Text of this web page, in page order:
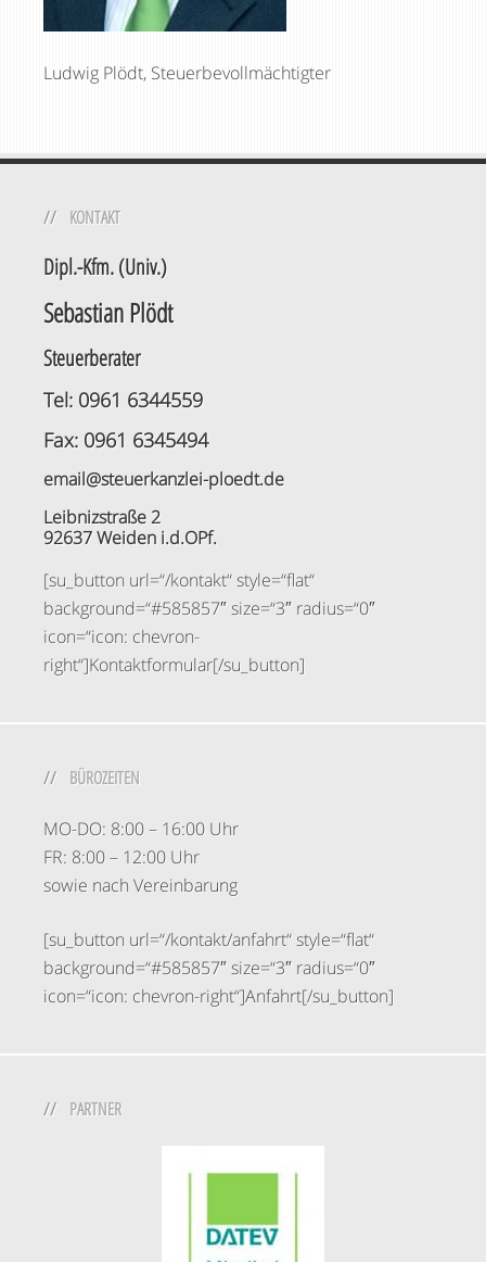
Ludwig Plödt, Steuerbevollmächtigter
KONTAKT
Dipl.-Kfm. (Univ.)
Sebastian Plödt
Steuerberater
Tel: 0961 6344559
Fax: 0961 6345494
email@steuerkanzlei-ploedt.de
Leibnizstraße 2
92637 Weiden i.d.OPf.
[su_button url=“/kontakt“ style=“flat“
background=“#585857″ size=“3″ radius=“0″
icon=“icon: chevron-
right“]Kontaktformular[/su_button]
BÜROZEITEN
MO-DO: 8:00 – 16:00 Uhr
FR: 8:00 – 12:00 Uhr
sowie nach Vereinbarung
[su_button url=“/kontakt/anfahrt“ style=“flat“
background=“#585857″ size=“3″ radius=“0″
icon=“icon: chevron-right“]Anfahrt[/su_button]
PARTNER